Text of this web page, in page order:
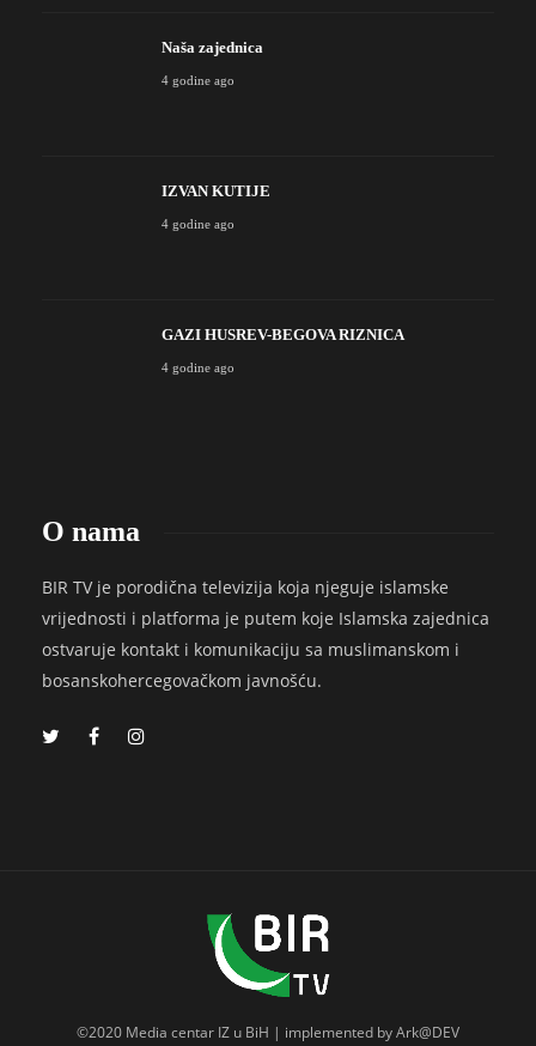
Naša zajednica
4 godine ago
IZVAN KUTIJE
4 godine ago
GAZI HUSREV-BEGOVA RIZNICA
4 godine ago
O nama
BIR TV je porodična televizija koja njeguje islamske
vrijednosti i platforma je putem koje Islamska zajednica
ostvaruje kontakt i komunikaciju sa muslimanskom i
bosanskohercegovačkom javnošću.
©2020 Media centar IZ u BiH | implemented by Ark@DEV